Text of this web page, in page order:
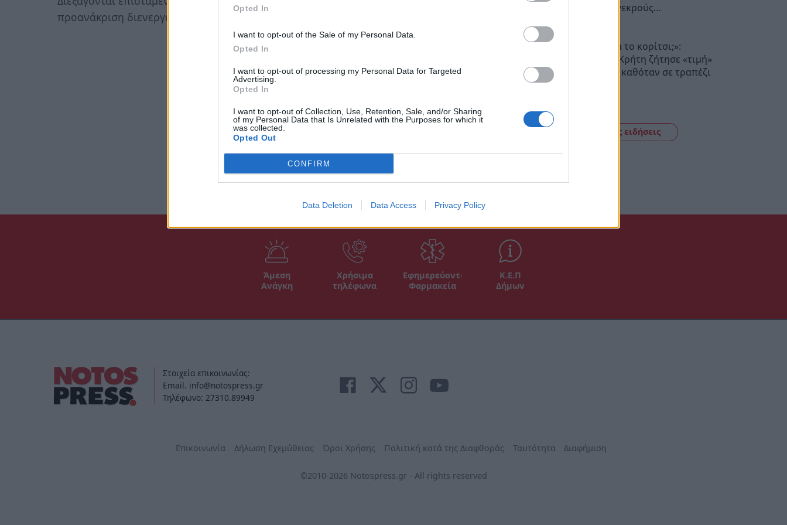
Opted In
I want to opt-out of the Sale of my Personal Data.
Opted In
I want to opt-out of processing my Personal Data for Targeted
Advertising.
Opted In
I want to opt-out of Collection, Use, Retention, Sale, and/or Sharing
of my Personal Data that Is Unrelated with the Purposes for which it
was collected.
Opted Out
CONFIRM
Data Deletion Data Access Privacy Policy
προανάκριση διενεργείται από το Αστυνομικό Τμήμα Γυθείου.
Σεβασμό στους νεκρούς…
«Πόσα θέλεις για το κορίτσι;»:
Τουρίστας στην Κρήτη ζήτησε «τιμή»
για ανήλικη που καθόταν σε τραπέζι
επιχείρησης
Δείτε όλες τις ειδήσεις
Άμεση
Ανάγκη
Χρήσιμα
τηλέφωνα
Εφημερεύοντα
Φαρμακεία
Κ.Ε.Π
Δήμων
Στοιχεία επικοινωνίας:
Email. info@notospress.gr
Τηλέφωνο: 27310.89949
Επικοινωνία Δήλωση Εχεμύθειας Όροι Χρήσης Πολιτική κατά της Διαφθοράς Ταυτότητα Διαφήμιση
©2010-2026 Notospress.gr - All rights reserved